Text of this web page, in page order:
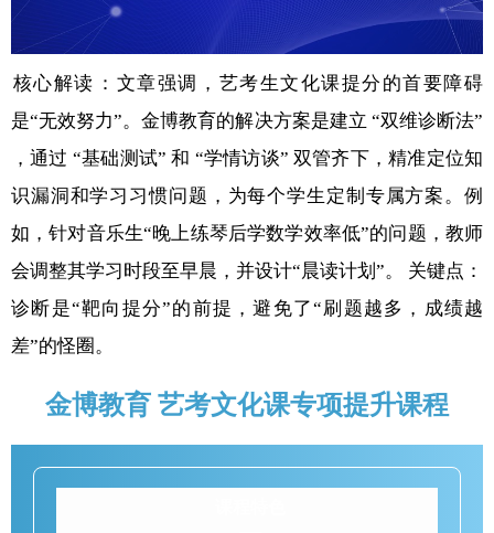
‌核心解读‌：文章强调，艺考生文化课提分的首要障碍
是“无效努力”。金博教育的解决方案是建立 ‌“双维诊断法”‌
，通过 ‌“基础测试”‌ 和 ‌“学情访谈”‌ 双管齐下，精准定位知
识漏洞和学习习惯问题，为每个学生定制专属方案。例
如，针对音乐生“晚上练琴后学数学效率低”的问题，教师
会调整其学习时段至早晨，并设计“晨读计划”。 ‌关键点‌：
诊断是“靶向提分”的前提，避免了“刷题越多，成绩越
差”的怪圈。
金博教育 艺考文化课专项提升课程